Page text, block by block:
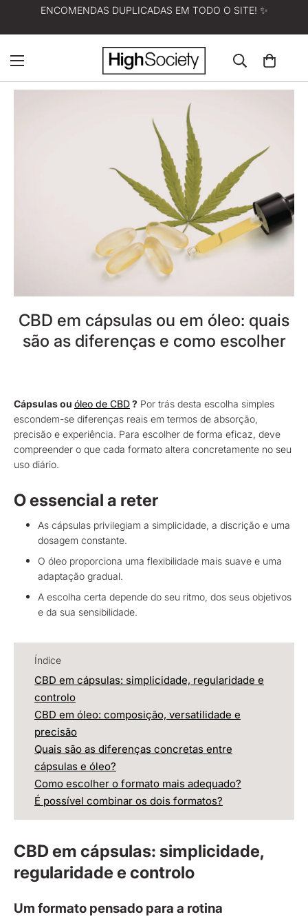
ENCOMENDAS DUPLICADAS EM TODO O SITE! ✨
CBD em cápsulas ou em óleo: quais
são as diferenças e como escolher
Cápsulas ou óleo de CBD? Por trás desta escolha simples
escondem-se diferenças reais em termos de absorção,
precisão e experiência. Para escolher de forma eficaz, deve
compreender o que cada formato altera concretamente no seu
uso diário.
O essencial a reter
As cápsulas privilegiam a simplicidade, a discrição e uma
dosagem constante.
O óleo proporciona uma flexibilidade mais suave e uma
adaptação gradual.
A escolha certa depende do seu ritmo, dos seus objetivos
e da sua sensibilidade.
Índice
CBD em cápsulas: simplicidade, regularidade e
controlo
CBD em óleo: composição, versatilidade e
precisão
Quais são as diferenças concretas entre
cápsulas e óleo?
Como escolher o formato mais adequado?
É possível combinar os dois formatos?
CBD em cápsulas: simplicidade,
regularidade e controlo
Um formato pensado para a rotina